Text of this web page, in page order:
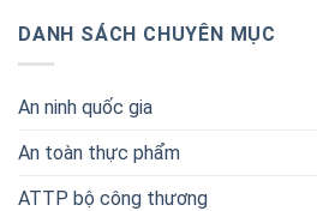
DANH SÁCH CHUYÊN MỤC
An ninh quốc gia
An toàn thực phẩm
ATTP bộ công thương